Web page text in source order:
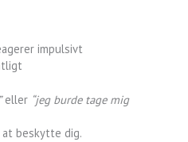
impulsivt
eller “jeg burde tage mig
beskytte dig.